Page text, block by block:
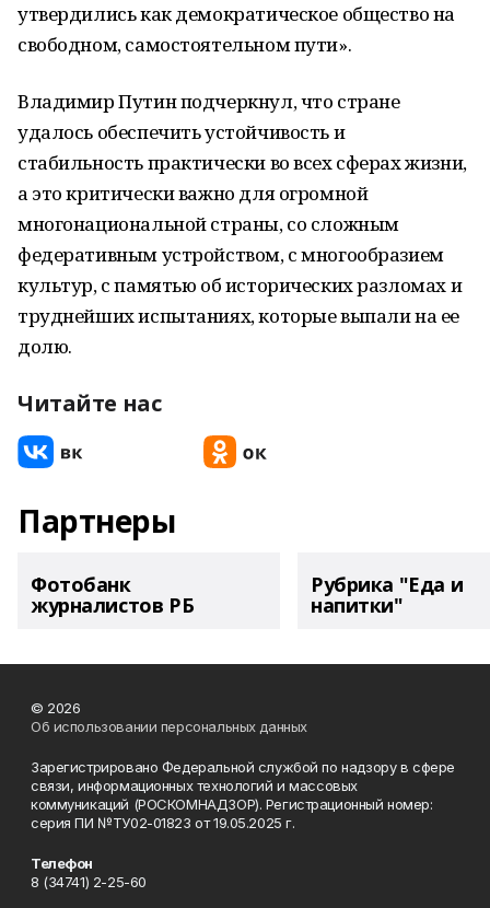
утвердились как демократическое общество на
свободном, самостоятельном пути».
Владимир Путин подчеркнул, что стране
удалось обеспечить устойчивость и
стабильность практически во всех сферах жизни,
а это критически важно для огромной
многонациональной страны, со сложным
федеративным устройством, с многообразием
культур, с памятью об исторических разломах и
труднейших испытаниях, которые выпали на ее
долю.
Читайте нас
Партнеры
Фотобанк
журналистов РБ
Рубрика "Еда и
напитки"
© 2026
Об использовании персональных данных
Зарегистрировано Федеральной службой по надзору в сфере
связи, информационных технологий и массовых
коммуникаций (РОСКОМНАДЗОР). Регистрационный номер:
серия ПИ №ТУ02-01823 от 19.05.2025 г.
Телефон
8 (34741) 2-25-60